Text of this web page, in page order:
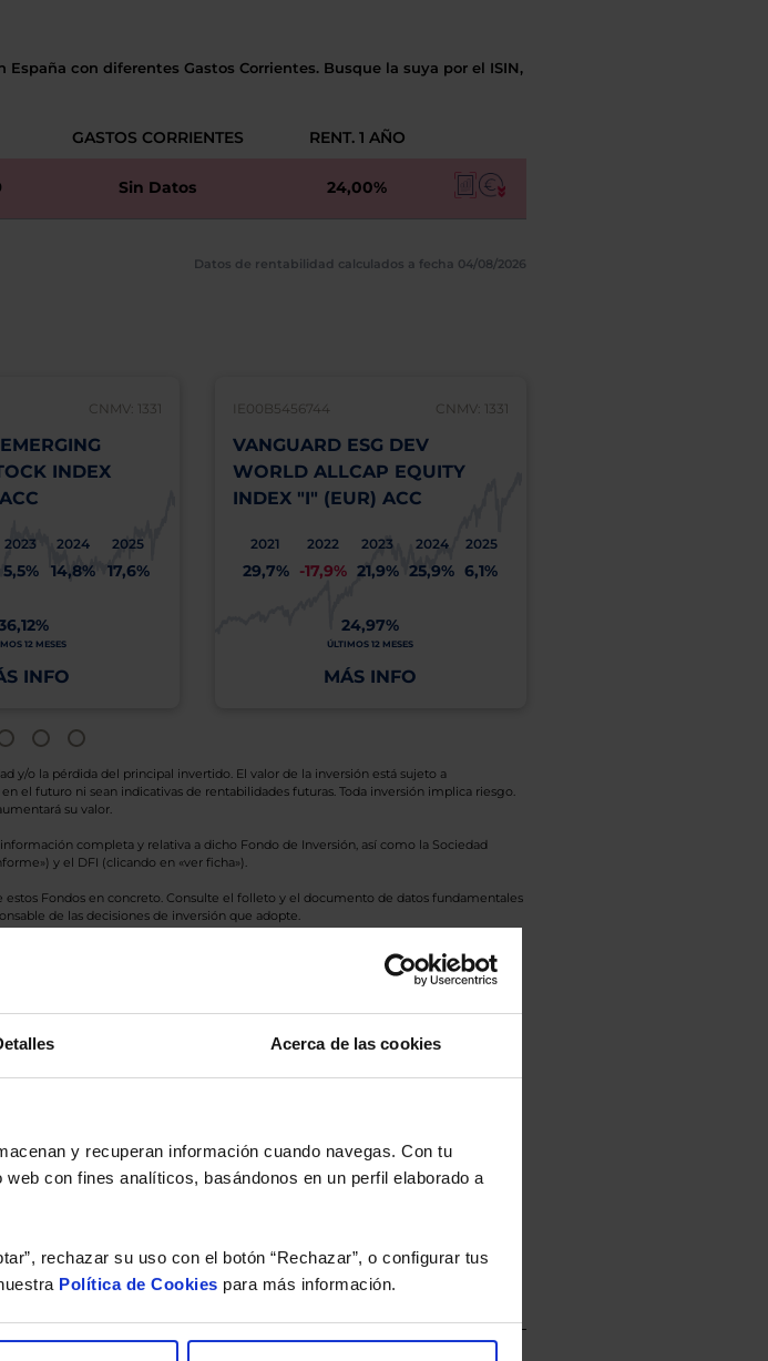
Acerca de las cookies
y recuperan información cuando navegas. Con tu
con fines analíticos, basándonos en un perfil elaborado a
rechazar su uso con el botón “Rechazar”, o configurar tus
Política de Cookies para más información.
con diferentes Gastos Corrientes. Busque la suya por el ISIN,
GASTOS CORRIENTES RENT. 1 AÑO
Sin Datos 24,00%
Datos de rentabilidad calculados a fecha 04/08/2026
CNMV: 1331
INDEX
2023
5,5%
2024
14,8%
2025
17,6%
12 MESES
INFO
IE00B5456744 CNMV: 1331
VANGUARD ESG DEV
WORLD ALLCAP EQUITY
INDEX "I" (EUR) ACC
2021
29,7%
2022
-17,9%
2023
21,9%
2024
25,9%
2025
6,1%
24,97%
ÚLTIMOS 12 MESES
MÁS INFO
y/o la pérdida del principal invertido. El valor de la inversión está sujeto a
el futuro ni sean indicativas de rentabilidades futuras. Toda inversión implica riesgo.
su valor.
completa y relativa a dicho Fondo de Inversión, así como la Sociedad
y el DFI (clicando en «ver ficha»).
Fondos en concreto. Consulte el folleto y el documento de datos fundamentales
de las decisiones de inversión que adopte.
Fondo al cierre de la última sesión, y se calculan de Valor Liquidativo de la sesión
Todas las rentabilidades mostradas están en la divisa Euro.
de su cartera.
y nuestros expertos le enviarán un estudio gratuito
en sus costes.